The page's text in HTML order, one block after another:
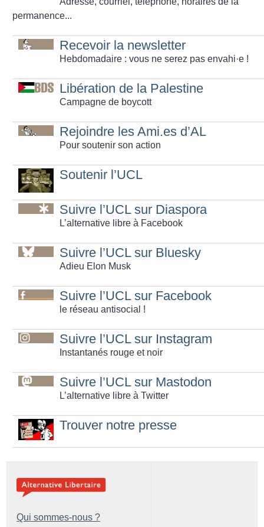
permanence...
Recevoir la newsletter
Hebdomadaire : vous ne serez pas envahi·e !
Libération de la Palestine
Campagne de boycott
Rejoindre les Ami.es d’AL
Pour soutenir son action
Soutenir l’UCL
Suivre l’UCL sur Diaspora
L’alternative libre à Facebook
Suivre l’UCL sur Bluesky
Adieu Elon Musk
Suivre l’UCL sur Facebook
le réseau antisocial !
Suivre l’UCL sur Instagram
Instantanés rouge et noir
Suivre l’UCL sur Mastodon
L’alternative libre à Twitter
Trouver notre presse
Qui sommes-nous ?